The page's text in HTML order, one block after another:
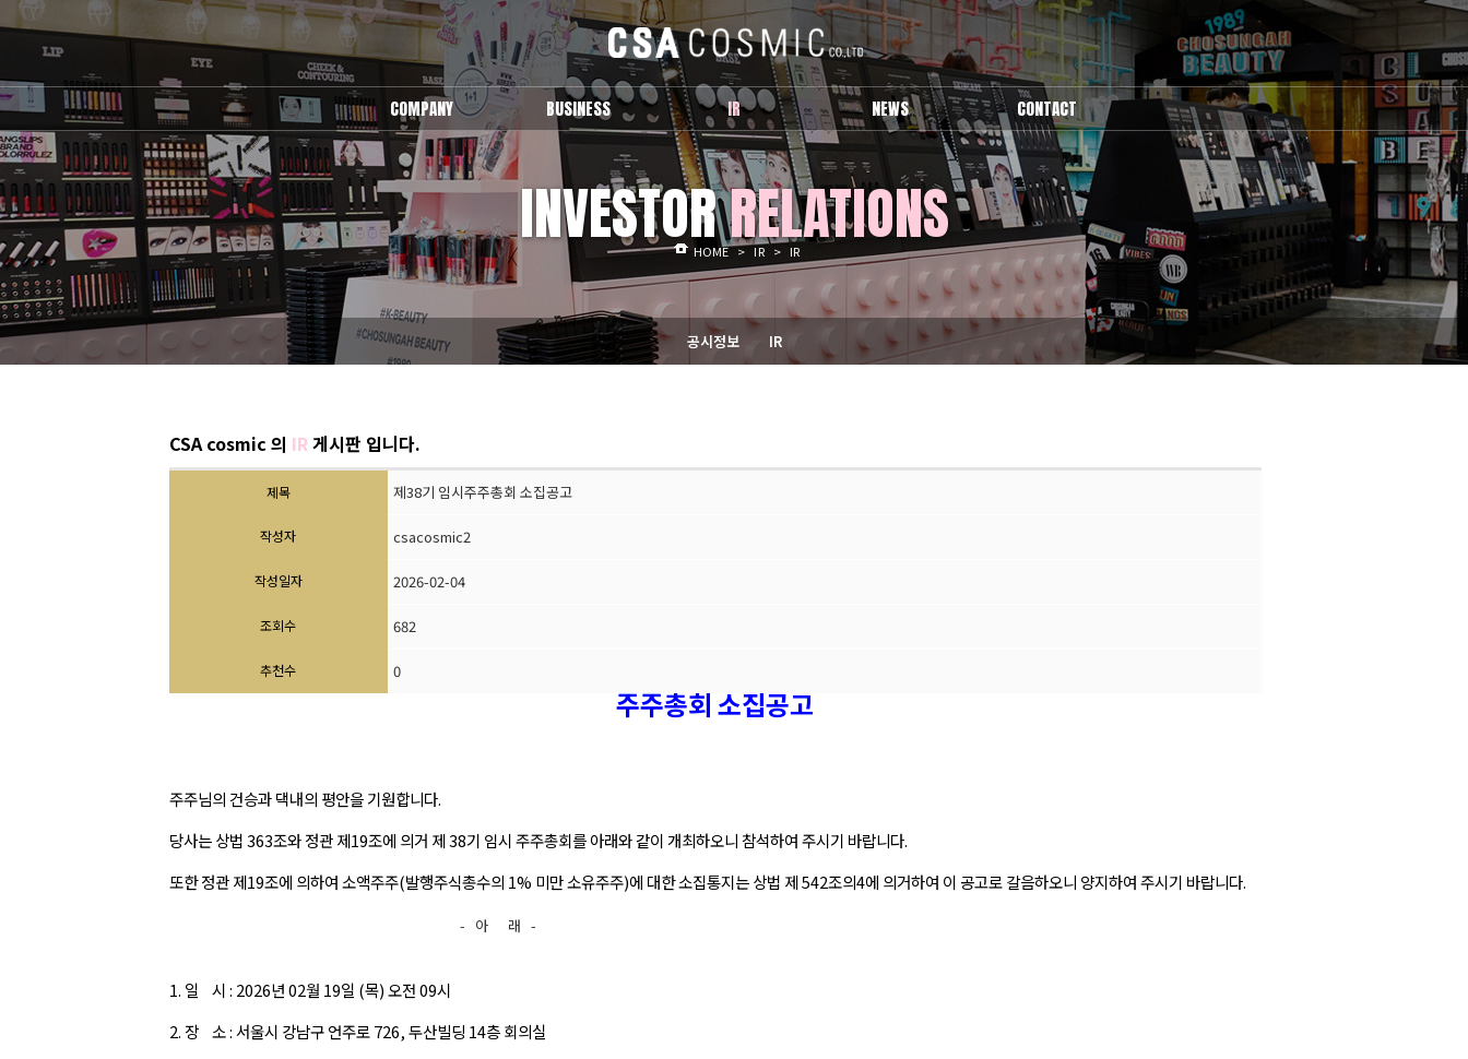
COMPANY
회사소개
오시는길
BUSINESS
브랜드 소개
IR
공시정보
IR
NEWS
Activity
CONTACT
1:1문의
INVESTORRELATIONS
공시정보 IR
HOME > IR > IR
CSA cosmic 의 IR게시판 입니다.
제목 제38기 임시주주총회 소집공고
작성자 csacosmic2
작성일자 2026-02-04
조회수 682
추천수 0
주주총회 소집공고
주주님의 건승과 댁내의 평안을 기원합니다.
당사는 상법 363조와 정관 제19조에 의거 제 38기 임시 주주총회를 아래와 같이 개최하오니 참석하여 주시기 바랍니다.
또한 정관 제19조에 의하여 소액주주(발행주식총수의 1% 미만 소유주주)에 대한 소집통지는 상법 제 542조의4에 의거하여 이 공고로 갈음하오니 양지하여 주시기 바랍니다.
- 아 래 -
1. 일 시 : 2026년 02월 19일 (목) 오전 09시
2. 장 소 : 서울시 강남구 언주로 726, 두산빌딩 14층 회의실